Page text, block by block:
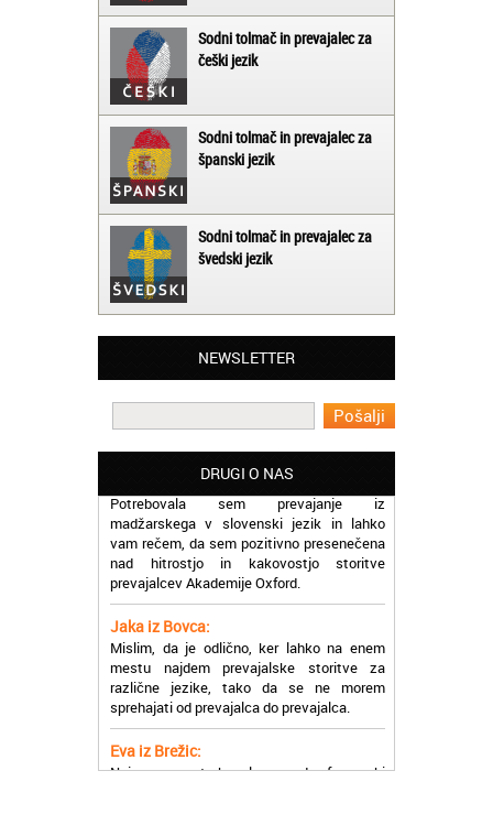
Sodni tolmač in prevajalec za
češki jezik
Sodni tolmač in prevajalec za
španski jezik
Sodni tolmač in prevajalec za
švedski jezik
NEWSLETTER
DRUGI O NAS
Matjaž iz Ajdovščine:
Lahko pohvalim vse zaposlene v Akademiji
Oxford, ker so resnično profesionalni in
prevajalske storitve opravljajo hitro in
Potrebovala sem prevajanje iz
madžarskega v slovenski jezik in lahko
vam rečem, da sem pozitivno presenečena
nad hitrostjo in kakovostjo storitve
prevajalcev Akademije Oxford.
Jaka iz Bovca:
Mislim, da je odlično, ker lahko na enem
mestu najdem prevajalske storitve za
različne jezike, tako da se ne morem
sprehajati od prevajalca do prevajalca.
Eva iz Brežic:
Nujno sem potrebovala prevod v francoski
jezik, na spletu sem našla Oxford, jih